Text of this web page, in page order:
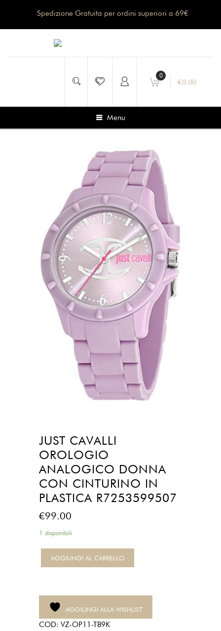
Spedizione Gratuita per ordini superiori a 69€
0
€0.00
Menu
JUST CAVALLI
OROLOGIO
ANALOGICO DONNA
CON CINTURINO IN
PLASTICA R7253599507
€99.00
1 disponibili
Cavalli
Donna
Cinturino
AGGIUNGI AL CARRELLO
AGGIUNGI ALLA WISHLIST
COD: VZ-OP11-TB9K